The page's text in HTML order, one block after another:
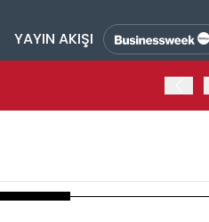
YAYIN AKIŞI